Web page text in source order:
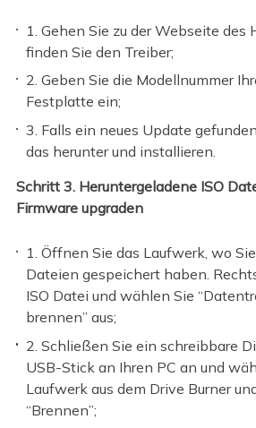
1. Gehen Sie zu der Webseite des
finden Sie den Treiber;
2. Geben Sie die Modellnummer
Festplatte ein;
3. Falls ein neues Update
das herunter und installieren.
Schritt 3. Heruntergeladene ISO
Firmware upgraden
1. Öffnen Sie das Laufwerk, wo
Dateien gespeichert haben.
ISO Datei und wählen Sie
brennen” aus;
2. Schließen Sie ein schreibbare
USB-Stick an Ihren PC an und
Laufwerk aus dem Drive Burner
“Brennen”;